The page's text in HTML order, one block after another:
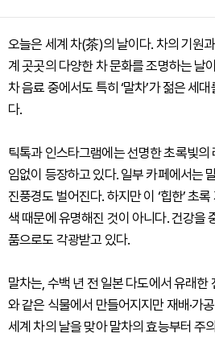
오늘은 세계 차(茶)의 날이다. 차의 기원
계 곳곳의 다양한 차 문화를 조명하는 날
차 음료 중에서도 특히 ‘말차’가 젊은 세
다.
틱톡과 인스타그램에는 선명한 초록빛의
임없이 등장하고 있다. 일부 카페에서는
진풍경도 벌어진다. 하지만 이 ‘힙한’ 초
색 때문에 유명해진 것이 아니다. 건강을
품으로도 각광받고 있다.
말차는, 수백 년 전 일본 다도에서 유래한
와 같은 식물에서 만들어지지만 재배·가
세계 차의 날을 맞아 말차의 효능부터 주